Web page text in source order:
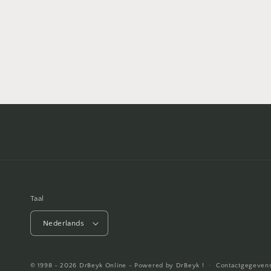
Taal
Nederlands
© 1998 - 2026 DrBeyk Online - Powered by DrBeyk !